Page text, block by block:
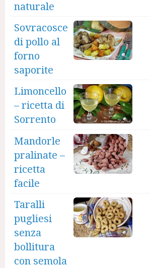
naturale
Sovracosce
di pollo al
forno
saporite
Limoncello
– ricetta di
Sorrento
Mandorle
pralinate –
ricetta
facile
Taralli
pugliesi
senza
bollitura
con semola